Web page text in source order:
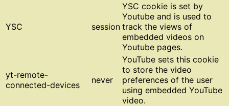
YSC session
YSC cookie is set by
Youtube and is used to
track the views of
embedded videos on
Youtube pages.
yt-remote-
connected-devices
never
YouTube sets this cookie
to store the video
preferences of the user
using embedded YouTube
video.